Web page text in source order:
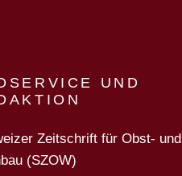
UND
Zeitschrift für Obst- und
(SZOW)